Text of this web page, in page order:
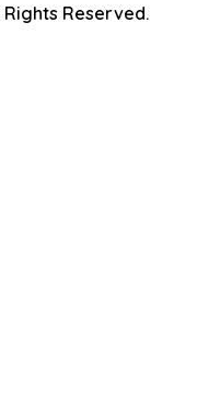
Reserved.